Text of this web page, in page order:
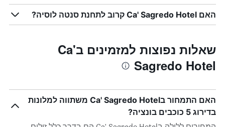
האם Ca' Sagredo Hotel קרוב לתחנת סנטה לוסיה?
שאלות נפוצות למזמינים בCa'
Sagredo Hotel
האם התמחור בCa' Sagredo Hotel משתווה למלונות
בדירוג 5 כוכבים בונציה?